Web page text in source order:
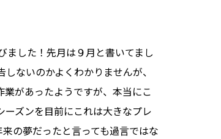
ました！先月は９月と書いてまし
ないのかよくわかりませんが、
があったようですが、本当にこ
ズンを目前にこれは大きなプレ
の夢だったと言っても過言ではな